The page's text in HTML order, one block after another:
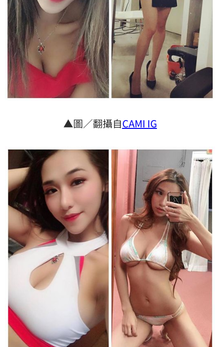
▲圖／翻攝自CAMI IG